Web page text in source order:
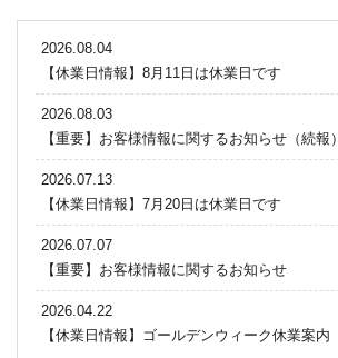
2026.08.04
【休業日情報】8月11日は休業日です
2026.08.03
【重要】お客様情報に関するお知らせ（続報）
2026.07.13
【休業日情報】7月20日は休業日です
2026.07.07
【重要】お客様情報に関するお知らせ
2026.04.22
【休業日情報】ゴールデンウィーク休業案内